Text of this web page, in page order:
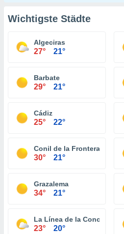
Wichtigste Städte
Algeciras
27° 21°
Barbate
29° 21°
Cádiz
25° 22°
Conil de la Frontera
30° 21°
Grazalema
34° 21°
La Línea de la Concepción
23° 20°